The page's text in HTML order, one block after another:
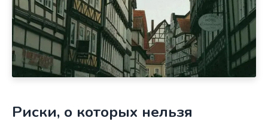
Риски, о которых нельзя